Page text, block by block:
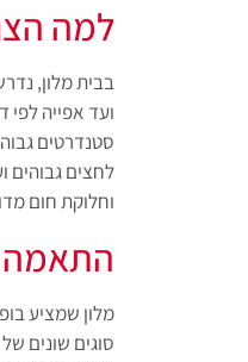
למה
בבית מלון,
ועד אפייה לפי
סטנדרטים
לחצים גבוהים
וחלוקת חום
התאמה
מלון שמציע
סוגים שונים